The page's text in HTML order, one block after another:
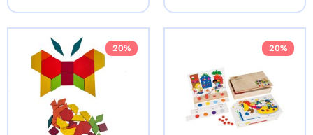
20% 20%